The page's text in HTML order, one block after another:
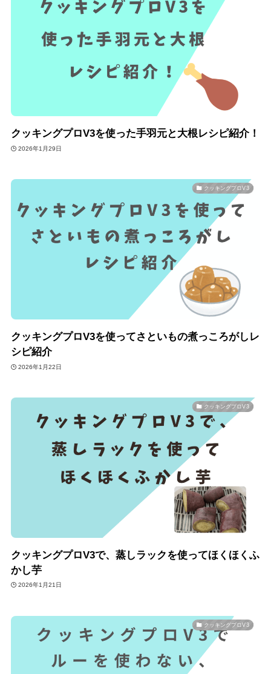
クッキングプロV3を使った手羽元と大根レシピ紹介！
2026年1月29日
クッキングプロV3
クッキングプロV3を使ってさといもの煮っころがしレ
シピ紹介
2026年1月22日
クッキングプロV3
クッキングプロV3で、蒸しラックを使ってほくほくふ
かし芋
2026年1月21日
クッキングプロV3